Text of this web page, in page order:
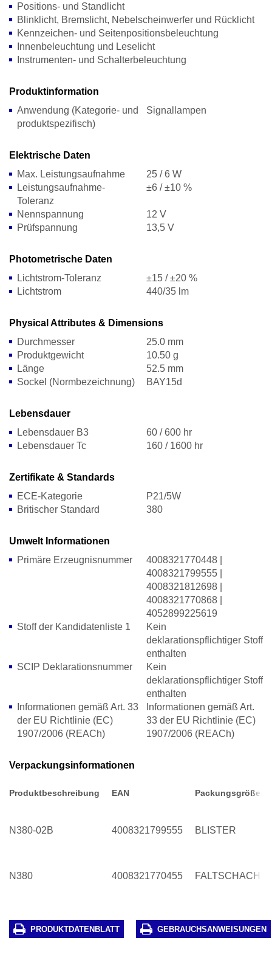
Positions- und Standlicht
Blinklicht, Bremslicht, Nebelscheinwerfer und Rücklicht
Kennzeichen- und Seitenpositionsbeleuchtung
Innenbeleuchtung und Leselicht
Instrumenten- und Schalterbeleuchtung
Produktinformation
Anwendung (Kategorie- und
produktspezifisch)
Signallampen
Elektrische Daten
Max. Leistungsaufnahme
25 / 6 W
Leistungsaufnahme-
Toleranz
±6 / ±10 %
Nennspannung
12 V
Prüfspannung
13,5 V
Photometrische Daten
Lichtstrom-Toleranz
±15 / ±20 %
Lichtstrom
440/35 lm
Physical Attributes & Dimensions
Durchmesser
25.0 mm
Produktgewicht
10.50 g
Länge
52.5 mm
Sockel (Normbezeichnung)
BAY15d
Lebensdauer
Lebensdauer B3
60 / 600 hr
Lebensdauer Tc
160 / 1600 hr
Zertifikate & Standards
ECE-Kategorie
P21/5W
Britischer Standard
380
Umwelt Informationen
Primäre Erzeugnisnummer
4008321770448 |
4008321799555 |
4008321812698 |
4008321770868 |
4052899225619
Stoff der Kandidatenliste 1
Kein
deklarationspflichtiger Stoff
enthalten
SCIP Deklarationsnummer
Kein
deklarationspflichtiger Stoff
enthalten
Informationen gemäß Art. 33
der EU Richtlinie (EC)
1907/2006 (REACh)
Informationen gemäß Art.
33 der EU Richtlinie (EC)
1907/2006 (REACh)
Verpackungsinformationen
Produktbeschreibung EAN Packungsgrößen
N380-02B 4008321799555 BLISTER
N380 4008321770455
PRODUKTDATENBLATT GEBRAUCHSANWEISUNGEN